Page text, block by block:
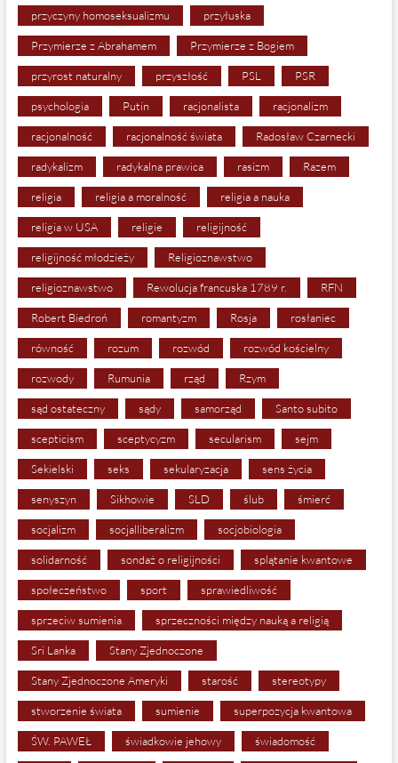
przyczyny homoseksualizmu przyłuska
Przymierze z Abrahamem Przymierze z Bogiem
przyrost naturalny przyszłość PSL PSR
psychologia Putin racjonalista racjonalizm
racjonalność racjonalność świata Radosław Czarnecki
radykalizm radykalna prawica rasizm Razem
religia religia a moralność religia a nauka
religia w USA religie religijność
religijność młodzieży Religioznawstwo
religioznawstwo Rewolucja francuska 1789 r. RFN
Robert Biedroń romantyzm Rosja rosłaniec
równość rozum rozwód rozwód kościelny
rozwody Rumunia rząd Rzym
sąd ostateczny sądy samorząd Santo subito
scepticism sceptycyzm secularism sejm
Sekielski seks sekularyzacja sens życia
senyszyn Sikhowie SLD ślub śmierć
socjalizm socjalliberalizm socjobiologia
solidarność sondaż o religijności splątanie kwantowe
społeczeństwo sport sprawiedliwość
sprzeciw sumienia sprzeczności między nauką a religią
Sri Lanka Stany Zjednoczone
Stany Zjednoczone Ameryki starość stereotypy
stworzenie świata sumienie superpozycja kwantowa
ŚW. PAWEŁ świadkowie jehowy świadomość